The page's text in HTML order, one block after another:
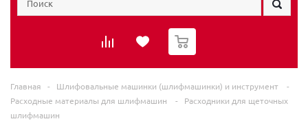
0
Главная - Шлифовальные машинки (шлифмашинки) и инструмент
-
Расходные материалы для шлифмашин
-
Расходники для щеточных
шлифмашин